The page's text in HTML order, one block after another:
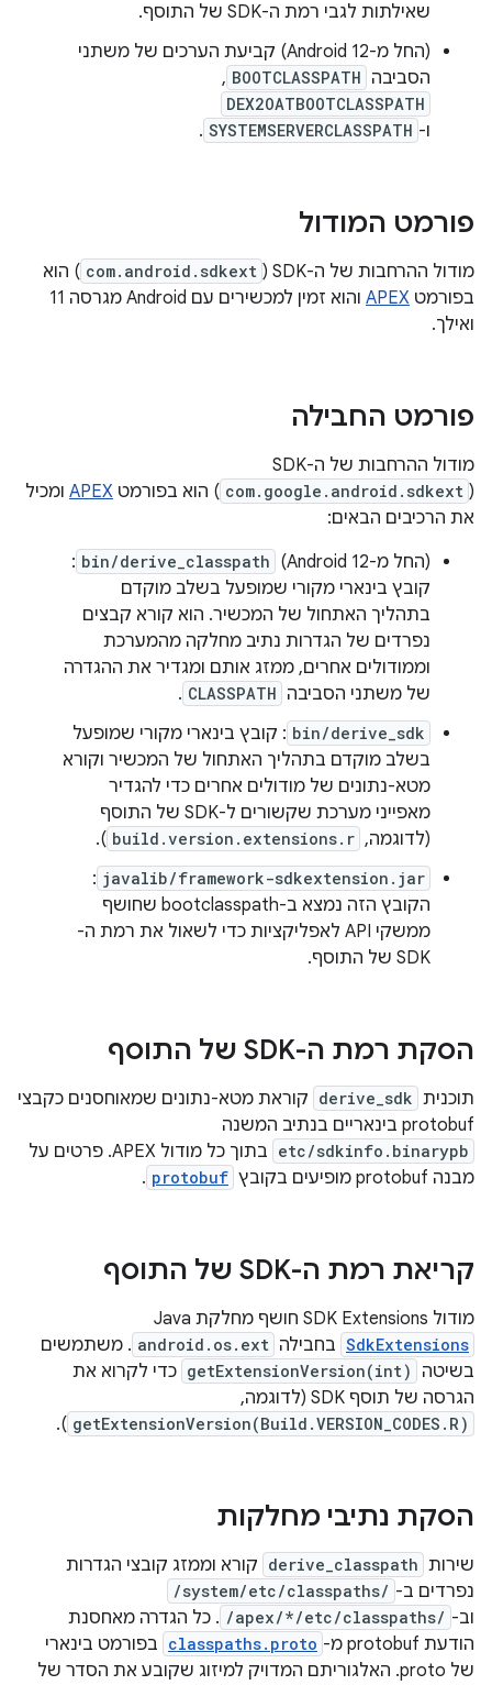
שאילתות לגבי רמת ה-SDK של התוסף.
(החל מ-Android 12) קביעת הערכים של משתני
הסביבה BOOTCLASSPATH
,
DEX2OATBOOTCLASSPATH
ו- SYSTEMSERVERCLASSPATH
.
פורמט המודול
מודול ההרחבות של ה-SDK‏ ( com.android.sdkext ) הוא
בפורמט APEX
והוא זמין למכשירים עם Android מגרסה 11
ואילך.
פורמט החבילה
(
com.google.android.sdkext ) הוא בפורמט APEX ומכיל
את הרכיבים הבאים:
(החל מ-Android 12)
bin/derive_classpath
:
קובץ בינארי מקורי שמופעל בשלב מוקדם
בתהליך האתחול של המכשיר. הוא קורא קבצים
נפרדים של הגדרות נתיב מחלקה מהמערכת
וממודולים אחרים, ממזג אותם ומגדיר את ההגדרה
של משתני הסביבה CLASSPATH
.
bin/derive_sdk : קובץ בינארי מקורי שמופעל
בשלב מוקדם בתהליך האתחול של המכשיר וקורא
מטא-נתונים של מודולים אחרים כדי להגדיר
מאפייני מערכת שקשורים ל-SDK של התוסף
(לדוגמה, build.version.extensions.r
).
javalib/framework-sdkextension.jar
:
הקובץ הזה נמצא ב-bootclasspath שחושף
ממשקי API לאפליקציות כדי לשאול את רמת ה-
SDK של התוסף.
הסקת רמת ה-SDK של התוסף
תוכנית derive_sdk קוראת מטא-נתונים שמאוחסנים כקבצי
protobuf בינאריים בנתיב המשנה
etc/sdkinfo.binarypb
בתוך כל מודול APEX. פרטים על
מבנה protobuf מופיעים בקובץ
protobuf
.
קריאת רמת ה-SDK של התוסף
מודול SDK Extensions חושף מחלקת Java‏
SdkExtensions בחבילה android.os.ext . משתמשים
בשיטה
getExtensionVersion(int) כדי לקרוא את
הגרסה של תוסף SDK (לדוגמה,
getExtensionVersion(Build.VERSION_CODES.R)
).
הסקת נתיבי מחלקות
שירות derive_classpath קורא וממזג קובצי הגדרות
נפרדים ב- /system/etc/classpaths/
וב- /apex/*/etc/classpaths/ . כל הגדרה מאחסנת
הודעת protobuf מ-
classpaths.proto בפורמט בינארי
של proto. האלגוריתם המדויק למיזוג שקובע את הסדר של